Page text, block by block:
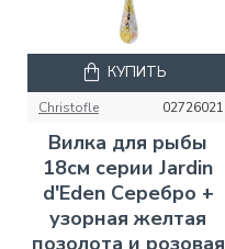
Christofle 02726021
Вилка для рыбы
18см серии Jardin
d'Eden Серебро +
узорная желтая
позолота и розовая
КУПИТЬ